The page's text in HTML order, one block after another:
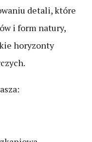
detali, które
i form natury,
horyzonty